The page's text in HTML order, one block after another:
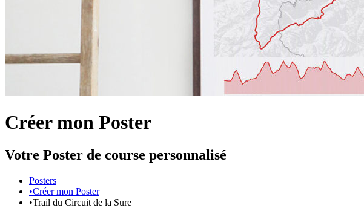
Créer mon Poster
Votre Poster de course personnalisé
Posters
•Créer mon Poster
•Trail du Circuit de la Sure